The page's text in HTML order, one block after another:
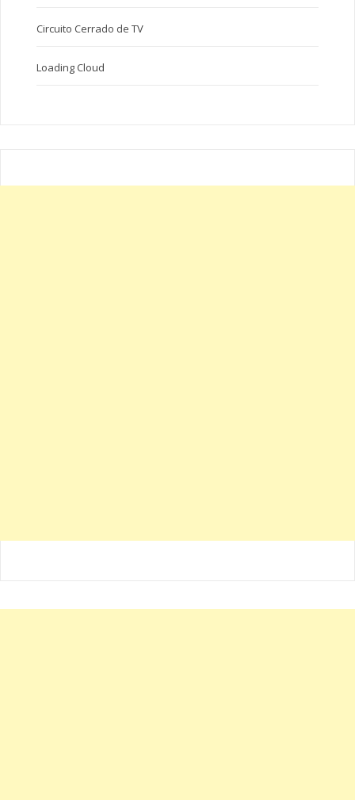
Circuito Cerrado de TV
Loading Cloud